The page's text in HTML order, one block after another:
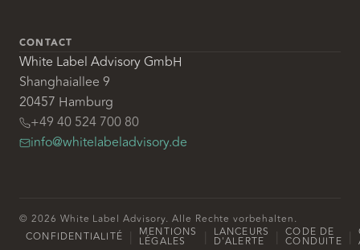
CONTACT
White Label Advisory GmbH
Shanghaiallee 9
20457 Hamburg
+49 40 524 700 80
info@whitelabeladvisory.de
© 2026 White Label Advisory. Alle Rechte vorbehalten.
CONFIDENTIALITÉ
MENTIONS
LÉGALES
LANCEURS
D'ALERTE
CODE DE
CONDUITE